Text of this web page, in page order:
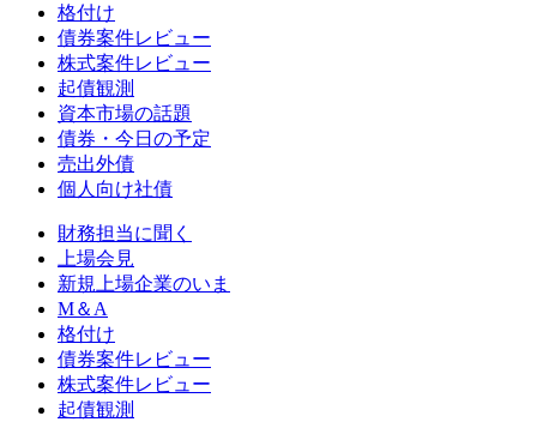
格付け
債券案件レビュー
株式案件レビュー
起債観測
資本市場の話題
債券・今日の予定
売出外債
個人向け社債
財務担当に聞く
上場会見
新規上場企業のいま
M＆A
格付け
債券案件レビュー
株式案件レビュー
起債観測